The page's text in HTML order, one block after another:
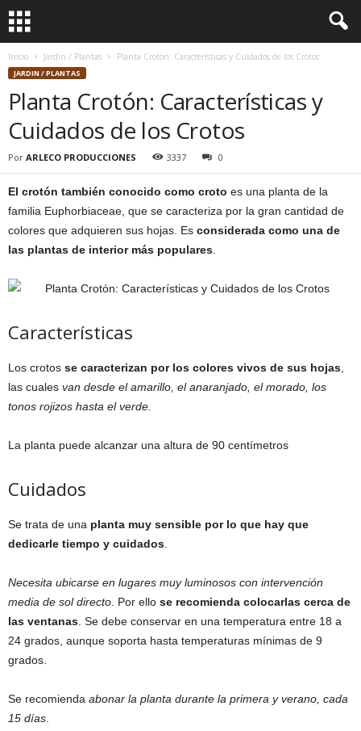
Inicio Jardin / Plantas Planta Crotón: Características y Cuidados de los Crotos
JARDIN / PLANTAS
Planta Crotón: Características y
Cuidados de los Crotos
Por ARLECO PRODUCCIONES 3337 0
El crotón también conocido como croto es una planta de la
familia Euphorbiaceae, que se caracteriza por la gran cantidad de
colores que adquieren sus hojas. Es considerada como una de
las plantas de interior más populares
Características
Los crotos se caracterizan por los colores vivos de sus hojas
las cuales van desde el amarillo, el anaranjado, el morado, los
tonos rojizos hasta el verde.
La planta puede alcanzar una altura de 90 centímetros
Cuidados
Se trata de una planta muy sensible por lo que hay que
dedicarle tiempo y cuidados
Necesita ubicarse en lugares muy luminosos con intervención
media de sol directo . Por ello se recomienda colocarlas cerca de
las ventanas . Se debe conservar en una temperatura entre 18 a
24 grados, aunque soporta hasta temperaturas mínimas de 9
grados.
Se recomienda abonar la planta durante la primera y verano, cada
15 días